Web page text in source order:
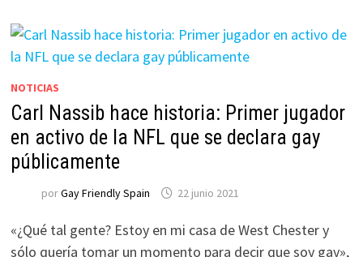
NOTICIAS
Carl Nassib hace historia: Primer jugador
en activo de la NFL que se declara gay
públicamente
porGay Friendly Spain 22 junio 2021
«¿Qué tal gente? Estoy en mi casa de West Chester y
sólo quería tomar un momento para decir que soy gay»,